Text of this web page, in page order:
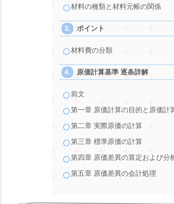
材料の種類と材料元帳の関係
ポイント
材料費の分類
原価計算基準 逐条詳解
前文
第一章 原価計算の目的と原価計
第二章 実際原価の計算
第三章 標準原価の計算
第四章 原価差異の算定および分
第五章 原価差異の会計処理